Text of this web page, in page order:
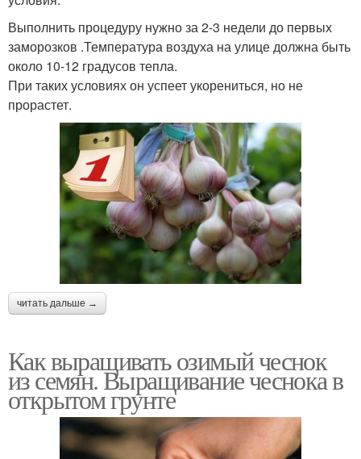
Выполнить процедуру нужно за 2-3 недели до первых
заморозков .Температура воздуха на улице должна быть
около 10-12 градусов тепла.
При таких условиях он успеет укорениться, но не
прорастет.
читать дальше →
Как выращивать озимый чеснок
из семян. Выращивание чеснока в
открытом грунте